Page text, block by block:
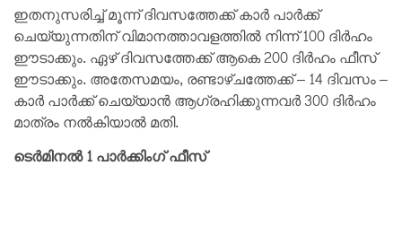
ഇതനുസരിച്ച് മൂന്ന് ദിവസത്തേക്ക് കാർ പാർക്ക്
ചെയ്യുന്നതിന് വിമാനത്താവളത്തിൽ നിന്ന് 100 ദിർഹം
ഈടാക്കും. ഏഴ് ദിവസത്തേക്ക് ആകെ 200 ദിർഹം ഫീസ്
ഈടാക്കും. അതേസമയം, രണ്ടാഴ്ചത്തേക്ക് – 14 ദിവസം –
കാർ പാർക്ക് ചെയ്യാൻ ആഗ്രഹിക്കുന്നവർ 300 ദിർഹം
മാത്രം നൽകിയാൽ മതി.
ടെർമിനൽ 1 പാർക്കിംഗ് ഫീസ്